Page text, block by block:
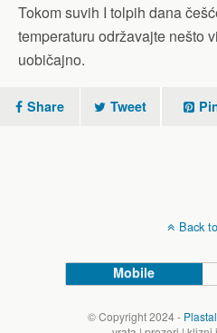
Tokom suvih I tolpih dana
temperaturu održavajte nešto
uobičajno.
Share Tweet
Back
Mobile
© Copyright 2024 -